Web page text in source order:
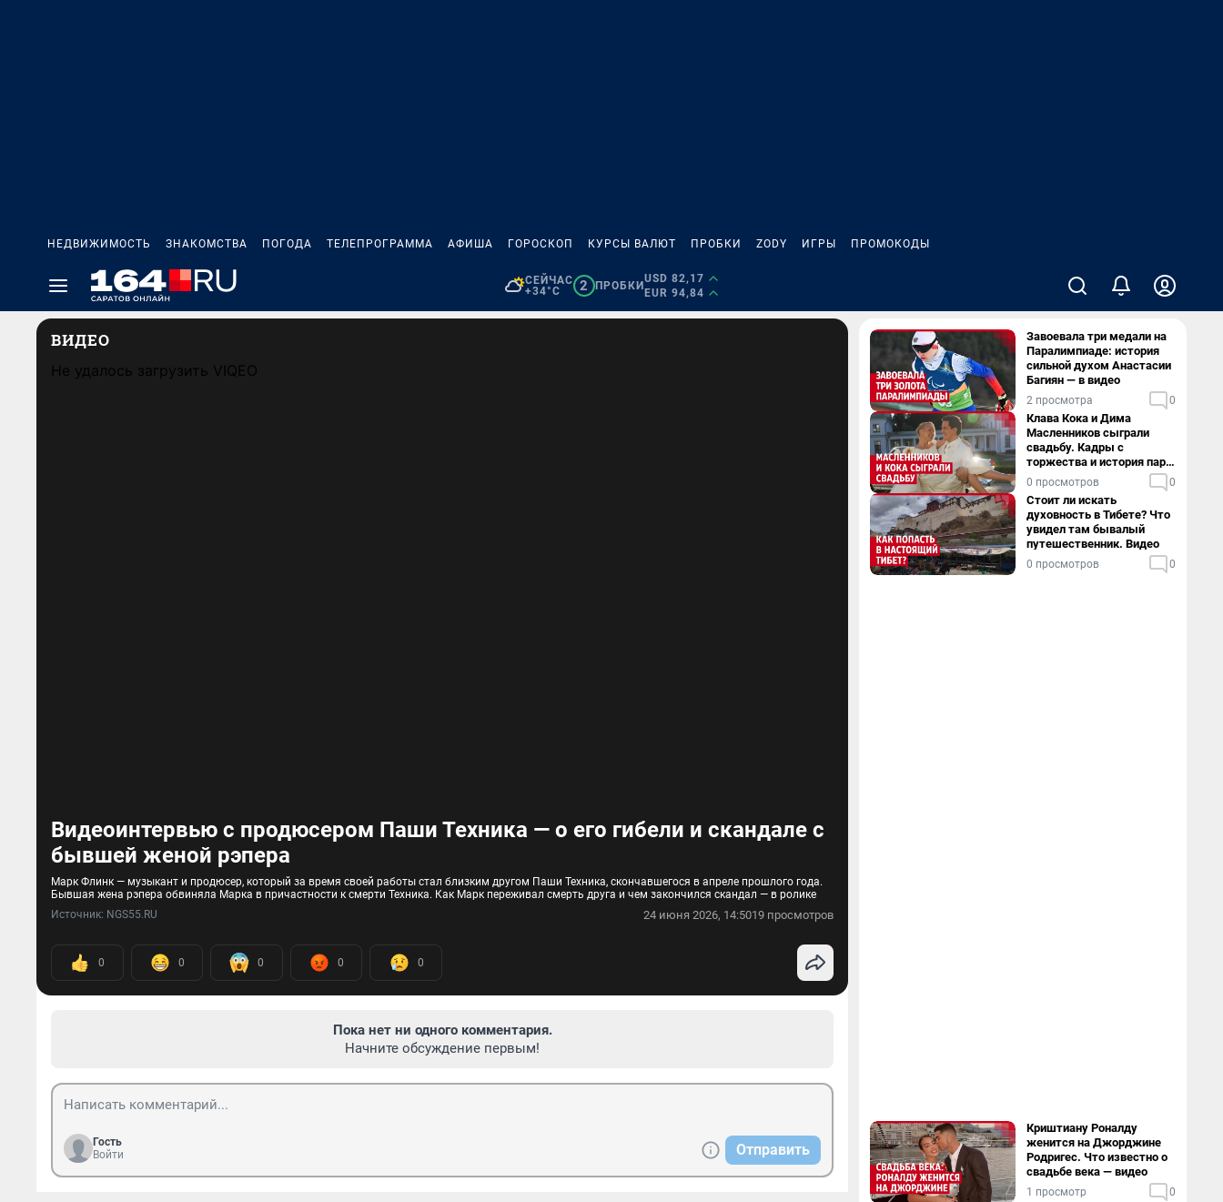
НЕДВИЖИМОСТЬ ЗНАКОМСТВА ПОГОДА ТЕЛЕПРОГРАММА АФИША ГОРОСКОП КУРСЫ ВАЛЮТ ПРОБКИ ZODY ИГРЫ ПРОМОКОДЫ
СЕЙЧАС
+34°C
2 ПРОБКИ
USD 82,17
EUR 94,84
ВИДЕО
Не удалось загрузить VIQEO
Видеоинтервью с продюсером Паши Техника — о его гибели и скандале с
бывшей женой рэпера
Марк Флинк — музыкант и продюсер, который за время своей работы стал близким другом Паши Техника, скончавшегося в апреле прошлого года.
Бывшая жена рэпера обвиняла Марка в причастности к смерти Техника. Как Марк переживал смерть друга и чем закончился скандал — в ролике
Источник: NGS55.RU 24 июня 2026, 14:5019 просмотров
0 0 0 0 0
Пока нет ни одного комментария.
Начните обсуждение первым!
Гость
Войти
Отправить
Завоевала три медали на
Паралимпиаде: история
сильной духом Анастасии
Багиян — в видео
2 просмотра 0
Клава Кока и Дима
Масленников сыграли
свадьбу. Кадры с
торжества и история пары
— в видео
0 просмотров 0
Стоит ли искать
духовность в Тибете? Что
увидел там бывалый
путешественник. Видео
0 просмотров 0
Криштиану Роналду
женится на Джорджине
Родригес. Что известно о
свадьбе века — видео
1 просмотр 0